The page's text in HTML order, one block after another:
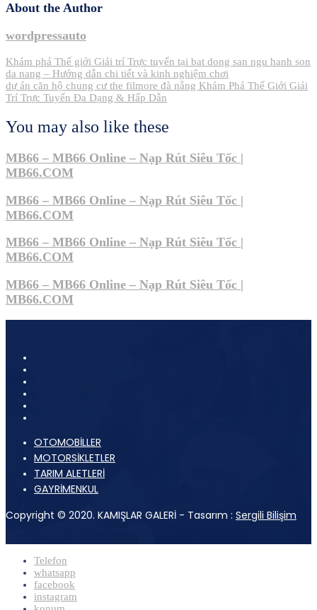
About the Author
wordpressauto
Post
navigation
Khám phá Thế giới Giải trí Trực tuyến tại bat dong san ngu hanh son
da nang – Hướng dẫn chi tiết và kinh nghiệm chơi
dự án căn hộ chung cư the filmore đà nẵng Khám Phá Thế Giới Giải
Trí Trực Tuyến Đa Dạng & Hấp Dẫn
You may also like these
MB66 – MB66 Online – Nạp Rút Siêu Tốc |
MB66.COM
MB66 – MB66 Online – Nạp Rút Siêu Tốc |
MB66.COM
MB66 – MB66 Online – Nạp Rút Siêu Tốc |
MB66.COM
MB66 – MB66 Online – Nạp Rút Siêu Tốc |
MB66.COM
OTOMOBİLLER
MOTORSİKLETLER
TARIM ALETLERİ
GAYRİMENKUL
Copyright © 2020. KAMIŞLAR GALERİ - Tasarım : Sergili Bilişim
Telefon
whatsapp
facebook
instagram